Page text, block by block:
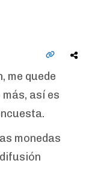
me quede
así es
monedas